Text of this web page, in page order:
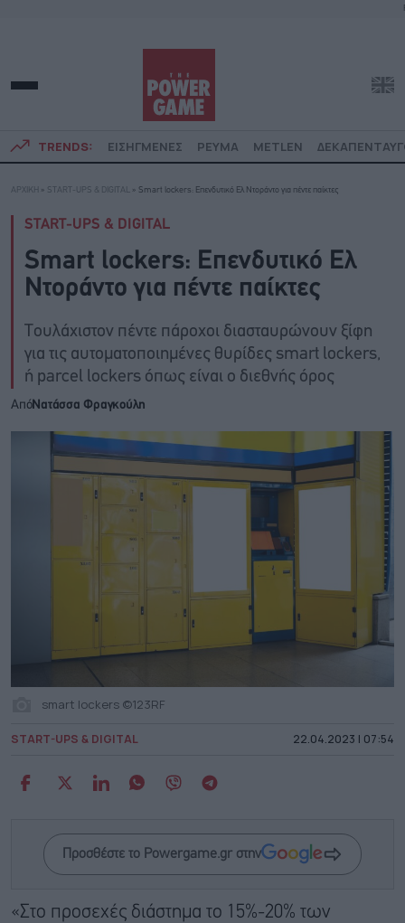
TRENDS: ΕΙΣΗΓΜΕΝΕΣ ΡΕΥΜΑ METLEN
ΑΡΧΙΚΗ » START-UPS & DIGITAL » Smart lockers: Επενδυτικό Ελ Ντοράντο για πέντε παίκτες
START-UPS & DIGITAL
Smart lockers: Επενδυτικό Ελ
Ντοράντο για πέντε παίκτες
Τουλάχιστον πέντε πάροχοι διασταυρώνουν ξίφη
για τις αυτοματοποιημένες θυρίδες smart lockers,
ή parcel lockers όπως είναι ο διεθνής όρος
ΑπόΝατάσσα Φραγκούλη
smart lockers ©123RF
START-UPS & DIGITAL 22.04.2023 | 07:54
Προσθέστε το Powergame.gr στην
«Στο προσεχές διάστημα το 15%-20% των